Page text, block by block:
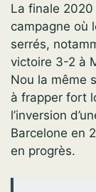
La finale
campagne où
serrés,
victoire 3-2 à
Nou la même
à frapper fort
l’inversion
Barcelone en
en progrès.